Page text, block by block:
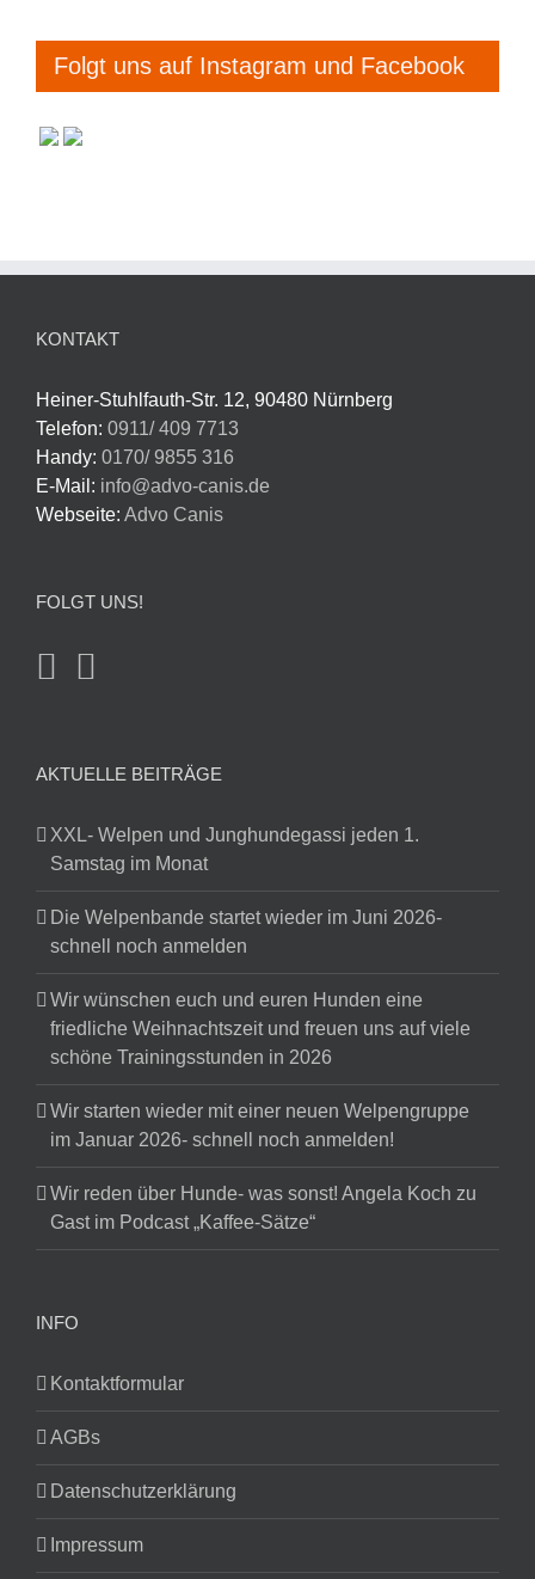
Folgt uns auf Instagram und Facebook
KONTAKT
Heiner-Stuhlfauth-Str. 12, 90480 Nürnberg
Telefon: 0911/ 409 7713
Handy: 0170/ 9855 316
E-Mail: info@advo-canis.de
Webseite: Advo Canis
FOLGT UNS!
AKTUELLE BEITRÄGE
XXL- Welpen und Junghundegassi jeden 1.
Samstag im Monat
Die Welpenbande startet wieder im Juni 2026-
schnell noch anmelden
Wir wünschen euch und euren Hunden eine
friedliche Weihnachtszeit und freuen uns auf viele
schöne Trainingsstunden in 2026
Wir starten wieder mit einer neuen Welpengruppe
im Januar 2026- schnell noch anmelden!
Wir reden über Hunde- was sonst! Angela Koch zu
Gast im Podcast „Kaffee-Sätze“
INFO
Kontaktformular
AGBs
Datenschutzerklärung
Impressum